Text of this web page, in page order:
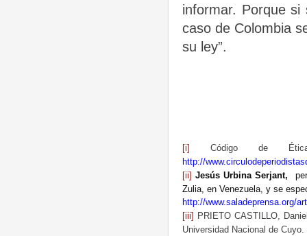
informar. Porque
caso de Colombia
su ley”.
[i]
Código de
http://
[ii] Jesús Urbina Serjant,
Zulia, en Venezuela, y se
http://www.saladeprensa.org/
[iii] PRIETO CASTILLO,
Universidad Nacional de